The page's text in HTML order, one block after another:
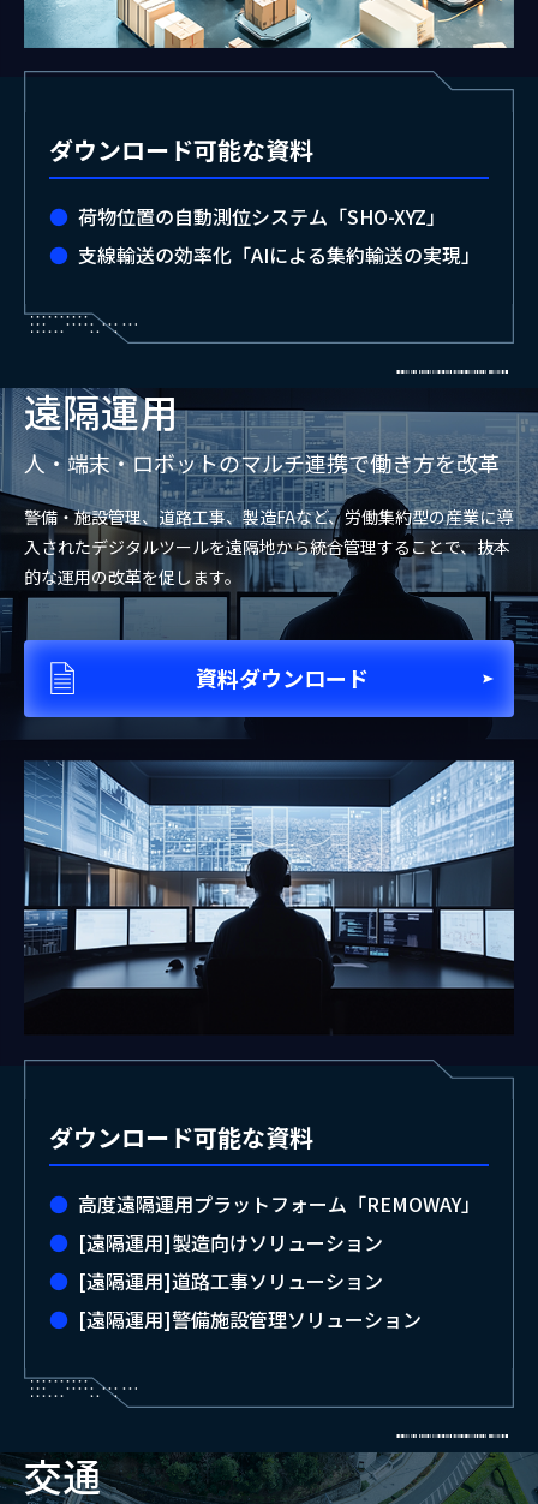
ダウンロード可能な資料
荷物位置の自動測位システム「SHO-XYZ」
支線輸送の効率化「AIによる集約輸送の実現」
遠隔運用
人・端末・ロボットのマルチ連携で働き方を改革
警備・施設管理、道路工事、製造FAなど、労働集約型の産業に導
入されたデジタルツールを遠隔地から統合管理することで、抜本
的な運用の改革を促します。
資料ダウンロード
ダウンロード可能な資料
高度遠隔運用プラットフォーム「REMOWAY」
[遠隔運用]製造向けソリューション
[遠隔運用]道路工事ソリューション
[遠隔運用]警備施設管理ソリューション
交通